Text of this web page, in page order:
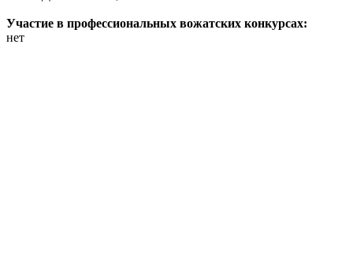
Участие в профессиональных вожатских конкурсах:
нет